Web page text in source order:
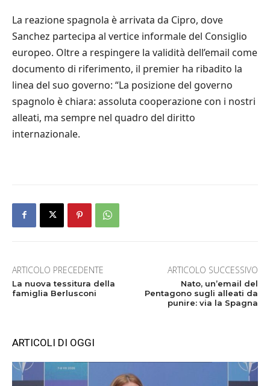
La reazione spagnola è arrivata da Cipro, dove
Sanchez partecipa al vertice informale del Consiglio
europeo. Oltre a respingere la validità dell’email come
documento di riferimento, il premier ha ribadito la
linea del suo governo: “La posizione del governo
spagnolo è chiara: assoluta cooperazione con i nostri
alleati, ma sempre nel quadro del diritto
internazionale.
ARTICOLO PRECEDENTE
La nuova tessitura della
famiglia Berlusconi
ARTICOLO SUCCESSIVO
Nato, un’email del
Pentagono sugli alleati da
punire: via la Spagna
ARTICOLI DI OGGI